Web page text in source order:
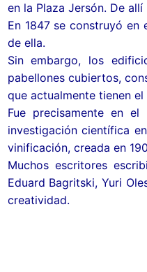
en la Plaza Jersón. De
En 1847 se construyó
de ella.
Sin embargo, los
pabellones cubiertos,
que actualmente tienen
Fue precisamente en
investigación científica
vinificación, creada en
Muchos escritores
Eduard Bagritski, Yuri
creatividad.